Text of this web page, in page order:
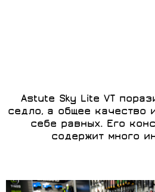
Astute Sky Lite VT
седло, а общее качество
себе равных. Его
содержит много